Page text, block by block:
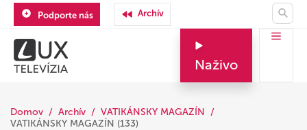
Podporte nás Archív
Naživo
Domov Archív
VATIKÁNSKY MAGAZÍN
VATIKÁNSKY MAGAZÍN (133)